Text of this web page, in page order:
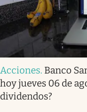
Acciones. Banco
hoy jueves 06 de
dividendos?